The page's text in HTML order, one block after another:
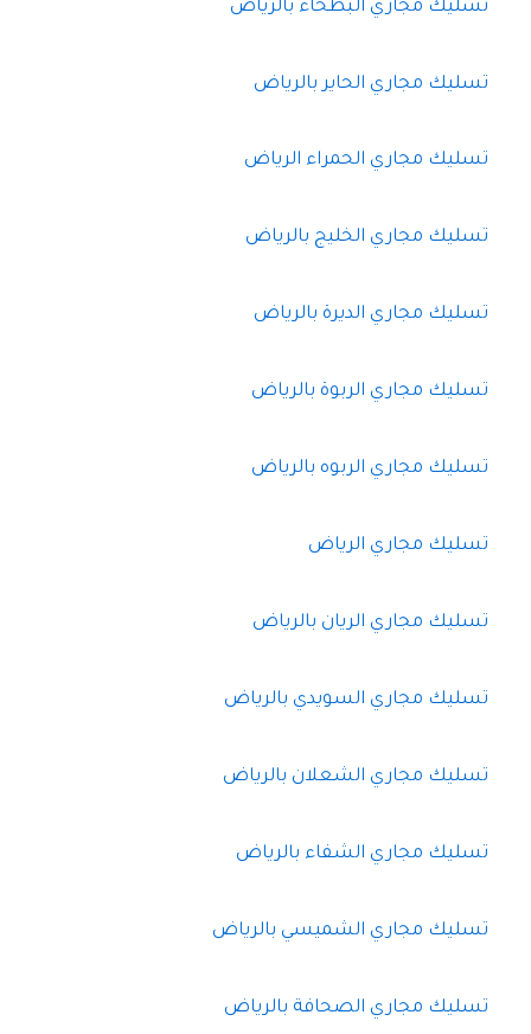
تسليك مجاري البطحاء بالرياض
تسليك مجاري الحاير بالرياض
تسليك مجاري الحمراء الرياض
تسليك مجاري الخليج بالرياض
تسليك مجاري الديرة بالرياض
تسليك مجاري الربوة بالرياض
تسليك مجاري الربوه بالرياض
تسليك مجاري الرياض
تسليك مجاري الريان بالرياض
تسليك مجاري السويدي بالرياض
تسليك مجاري الشعلان بالرياض
تسليك مجاري الشفاء بالرياض
تسليك مجاري الشميسي بالرياض
تسليك مجاري الصحافة بالرياض